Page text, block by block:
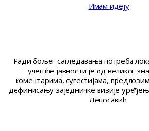
Имам идеју
Ради бољег сагледавања потреба
учешће јавности је од великог
коментарима, сугестијама,
дефинисању заједничке визије
Лепосавић.